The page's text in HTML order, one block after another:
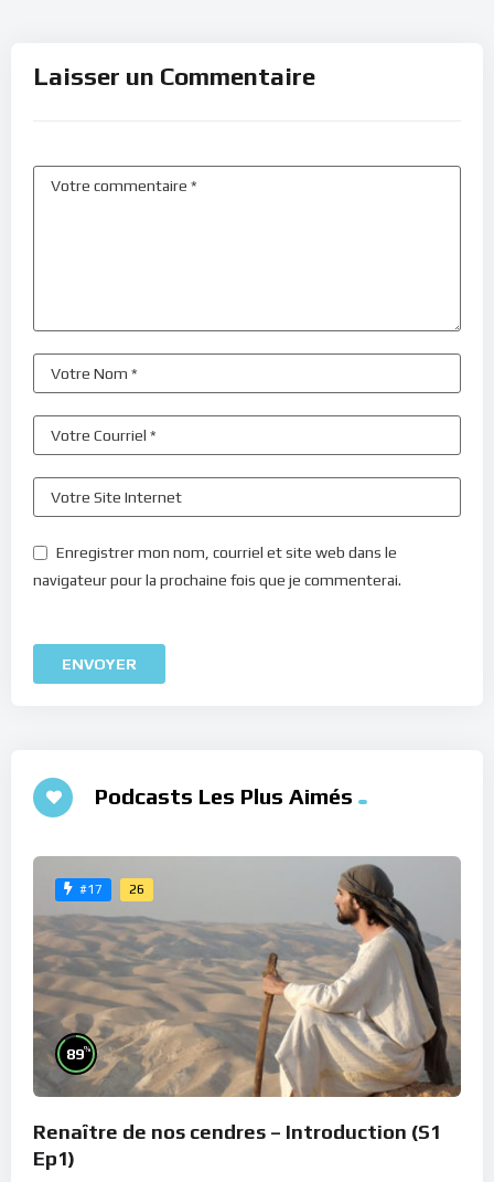
Laisser un Commentaire
Enregistrer mon nom, courriel et site web dans le
navigateur pour la prochaine fois que je commenterai.
Podcasts Les Plus Aimés
#17 26
89%
Renaître de nos cendres – Introduction (S1
Ep1)